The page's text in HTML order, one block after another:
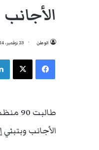
الأجانب
الوطن 23 نوفمبر، 2014
فيسبوك ‫X
الأجانب